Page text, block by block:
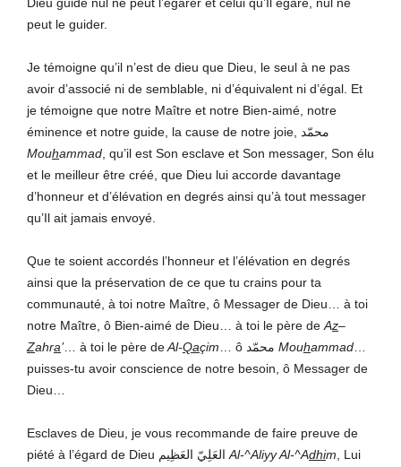
peut le guider.
Je témoigne qu’il n’est de dieu que Dieu, le seul à ne pas
avoir d’associé ni de semblable, ni d’équivalent ni d’égal. Et
je témoigne que notre Maître et notre Bien-aimé, notre
éminence et notre guide, la cause de notre joie, محمّد
Mouhammad , qu’il est Son esclave et Son messager, Son élu
et le meilleur être créé, que Dieu lui accorde davantage
d’honneur et d’élévation en degrés ainsi qu’à tout messager
qu’Il ait jamais envoyé.
Que te soient accordés l’honneur et l’élévation en degrés
ainsi que la préservation de ce que tu crains pour ta
communauté, à toi notre Maître, ô Messager de Dieu… à toi
notre Maître, ô Bien-aimé de Dieu… à toi le père de Az–
Zahra’… à toi le père deAl-Qaçim Mouhammad
puisses-tu avoir conscience de notre besoin, ô Messager de
Dieu…
Esclaves de Dieu, je vous recommande de faire preuve de
Al-^Aliyy Al-^Adhim , Lui